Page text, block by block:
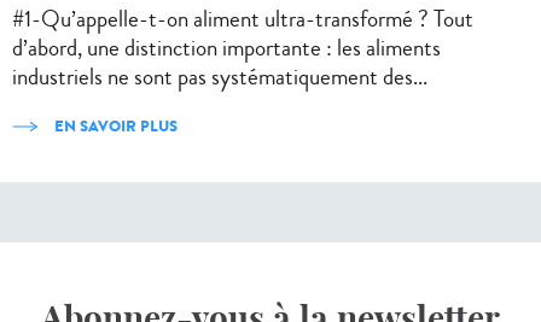
#1-Qu’appelle-t-on aliment ultra-transformé ? Tout
d’abord, une distinction importante : les aliments
industriels ne sont pas systématiquement des...
EN SAVOIR PLUS